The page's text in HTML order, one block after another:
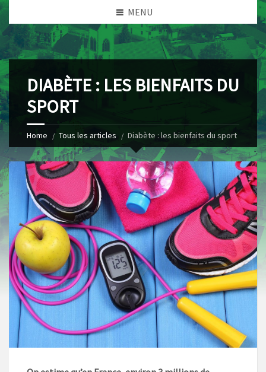
MENU
DIABÈTE : LES BIENFAITS DU
SPORT
Home Tous les articles Diabète : les bienfaits du sport